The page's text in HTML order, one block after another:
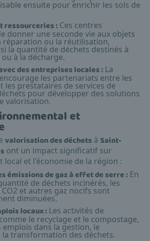
ensuite pour enrichir les sols de
ressourceries : Ces centres
donner une seconde vie aux objets
réparation ou la réutilisation,
la quantité de déchets destinés à
à la décharge.
des entreprises locales : La
les partenariats entre les
les prestataires de services de
pour développer des solutions
valorisation.
et
valorisation des déchets à Saint-
ont un impact significatif sur
local et l'économie de la région :
émissions de gaz à effet de serre : En
de déchets incinérés, les
et autres gaz nocifs sont
diminuées.
locaux : Les activités de
le recyclage et le compostage,
dans la gestion, le
transformation des déchets.